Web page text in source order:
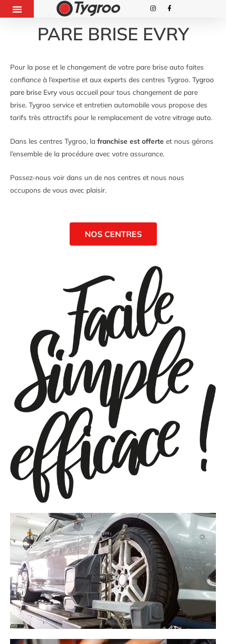
PARE BRISE EVRY
Pour la pose et le changement de votre pare brise auto faites
confiance à l’expertise et aux experts des centres Tygroo. Tygroo
pare brise Evry vous accueil pour tous changement de pare
brise. Tygroo service et entretien automobile vous propose des
tarifs très attractifs pour le remplacement de votre vitrage auto.
Dans les centres Tygroo, la franchise est offerte et nous gérons
l’ensemble de la procédure avec votre assurance.
Passez-nous voir dans un de nos centres et nous nous
occupons de vous avec plaisir.
NOS CENTRES